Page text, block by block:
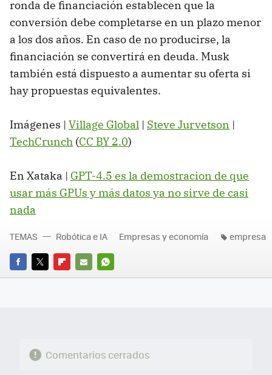
ronda de financiación establecen que la
conversión debe completarse en un plazo menor
a los dos años. En caso de no producirse, la
financiación se convertirá en deuda. Musk
también está dispuesto a aumentar su oferta si
hay propuestas equivalentes.
Imágenes | Village Global | Steve Jurvetson |
TechCrunch (CC BY 2.0)
En Xataka | GPT-4.5 es la demostracion de que
usar más GPUs y más datos ya no sirve de casi
nada
FACEBOOK
TWITTERFLIPBOARD
E-
WHATSAPP
TEMAS Robótica e IA Empresas y economía empresa
Comentarios cerrados